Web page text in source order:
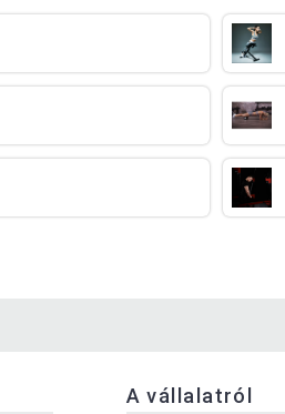
A vállalatról